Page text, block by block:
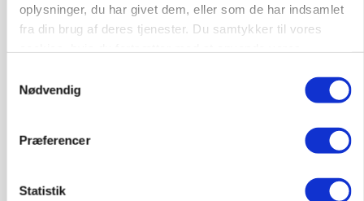
oplysninger, du har givet dem, eller som de har indsamlet
fra din brug af deres tjenester. Du samtykker til vores
Nødvendig
Præferencer
Statistik
marked for biokul
protestgruppe vil demonstrere mod ny